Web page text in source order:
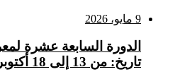
9 مايو، 2026
الدورة السابعة عشرة
تاريخ: من 13 إلى 18 أكتوبر 2026